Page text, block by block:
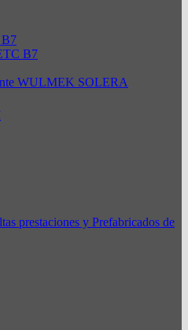
B7
WULMEK SOLERA